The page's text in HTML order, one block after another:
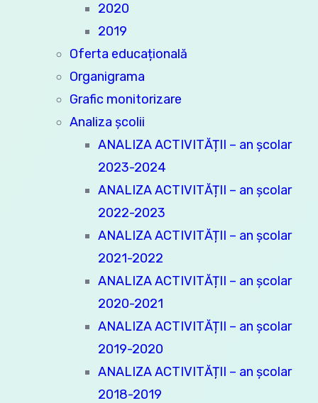
2020
2019
Oferta educațională
Organigrama
Grafic monitorizare
Analiza şcolii
ANALIZA ACTIVITĂȚII – an școlar
2023-2024
ANALIZA ACTIVITĂȚII – an școlar
2022-2023
ANALIZA ACTIVITĂȚII – an școlar
2021-2022
ANALIZA ACTIVITĂȚII – an școlar
2020-2021
ANALIZA ACTIVITĂȚII – an școlar
2019-2020
ANALIZA ACTIVITĂȚII – an școlar
2018-2019